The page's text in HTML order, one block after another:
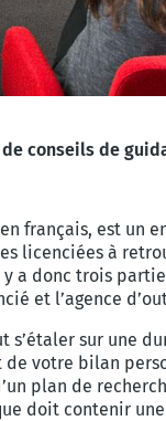
conseils de
français, est un
licenciées à
a donc trois
et l’agence
sur une
votre bilan
plan de
doit contenir